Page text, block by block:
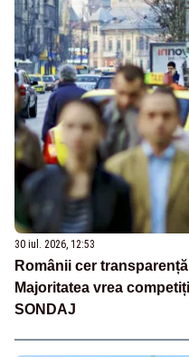
30 iul. 2026, 12:53
Românii cer
Majoritatea vrea
SONDAJ